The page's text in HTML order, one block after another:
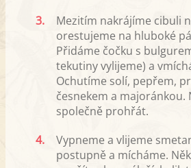
3.
Mezitím nakrájíme cibuli
orestujeme na hluboké
Přidáme čočku s
tekutiny vylijeme) a
Ochutíme solí, pepřem,
česnekem a majoránkou.
společně prohřát.
4.
Vypneme a vlijeme
postupně a mícháme.